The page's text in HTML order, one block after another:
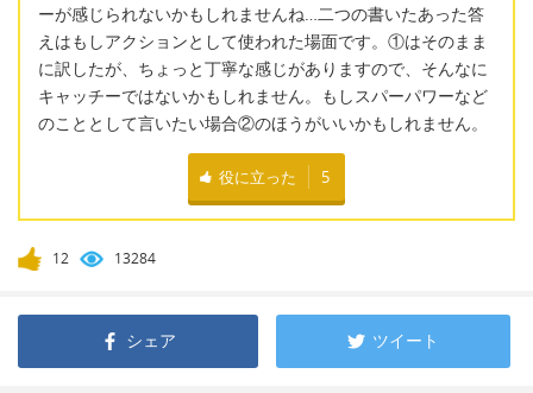
ーが感じられないかもしれませんね…二つの書いたあった答
えはもしアクションとして使われた場面です。①はそのまま
に訳したが、ちょっと丁寧な感じがありますので、そんなに
キャッチーではないかもしれません。もしスパーパワーなど
のこととして言いたい場合②のほうがいいかもしれません。
役に立った 5
12 13284
シェア ツイート